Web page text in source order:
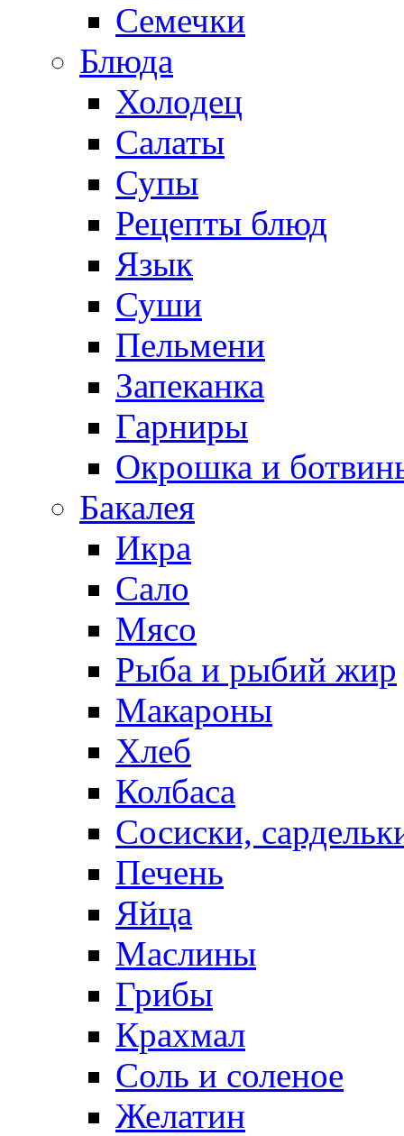
Семечки
Блюда
Холодец
Салаты
Супы
Рецепты блюд
Язык
Суши
Пельмени
Запеканка
Гарниры
Окрошка и
Бакалея
Икра
Сало
Мясо
Рыба и рыбий жир
Макароны
Хлеб
Колбаса
Сосиски,
Печень
Яйца
Маслины
Грибы
Крахмал
Соль и соленое
Желатин